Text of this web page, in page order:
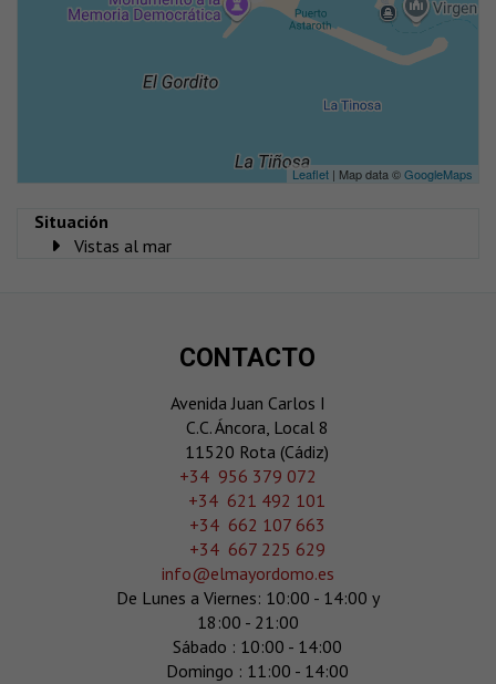
Leaflet | Map data ©GoogleMaps
Situación
Vistas al mar
CONTACTO
Avenida Juan Carlos I
C.C. Áncora, Local 8
11520 Rota (Cádiz)
‎+34 956 379 072
+34 621 492 101
+34 662 107 663
+34 667 225 629
info@elmayordomo.es
De Lunes a Viernes: 10:00 - 14:00 y
18:00 - 21:00
Sábado : 10:00 - 14:00
Domingo : 11:00 - 14:00